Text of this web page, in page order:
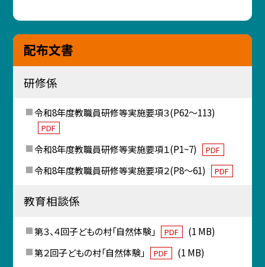
配布文書
研修係
令和8年度教職員研修等実施要項３(P62～113)
PDF
令和8年度教職員研修等実施要項１(P1~7) PDF
令和8年度教職員研修等実施要項２(P8～61) PDF
教育相談係
第３、４回子どもの村「自然体験」 PDF
(1 MB)
第２回子どもの村「自然体験」
PDF
(1 MB)